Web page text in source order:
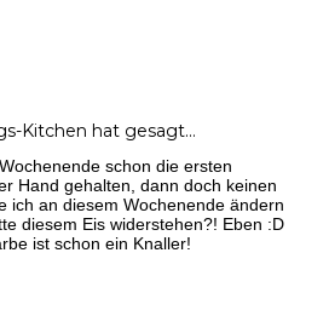
Kitchen hat gesagt…
schon die ersten
Hand gehalten, dann doch keinen
ich an diesem Wochenende ändern
diesem Eis widerstehen?! Eben :D
ist schon ein Knaller!